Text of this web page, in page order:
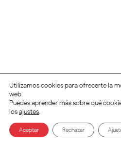
Utilizamos cookies para ofrecerte la
web.
Puedes aprender más sobre qué
losajustes.
Aceptar Rechazar